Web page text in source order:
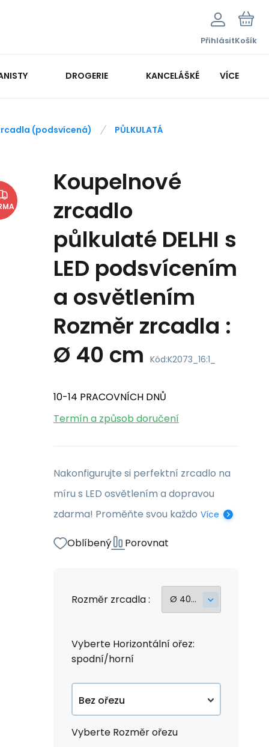
PřihlásitKošík
DROGERIE KANCELÁŠKÉ POTŘEBY
VÍCE
(podsvícená)
PŮLKULATÁ
Koupelnové
zrcadlo
půlkulaté DELHI s
LED podsvícením
a osvětlením
Rozměr zrcadla :
Ø 40 cm Kód:K2073_16:1_
10-14 PRACOVNÍCH DNŮ
Termín a způsob doručení
Nakonfigurujte si perfektní zrcadlo na
míru s LED osvětlením a dopravou
zdarma! Proměňte svou každo Více
Oblíbený Porovnat
Rozměr zrcadla :
Vyberte Horizontální ořez:
spodní/horní
Bez ořezu
Spodní ořez
Vyberte Rozměr ořezu